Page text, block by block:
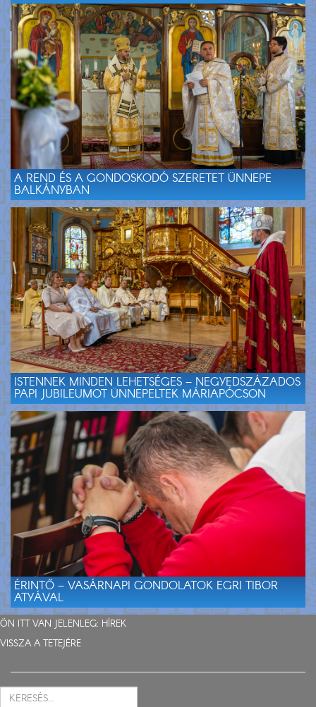
A REND ÉS A GONDOSKODÓ SZERETET ÜNNEPE
BALKÁNYBAN
ISTENNEK MINDEN LEHETSÉGES – NEGYEDSZÁZADOS
PAPI JUBILEUMOT ÜNNEPELTEK MÁRIAPÓCSON
ÉRINTŐ – VASÁRNAPI GONDOLATOK EGRI TIBOR
ATYÁVAL
ÖN ITT VAN JELENLEG: HÍREK
VISSZA A TETEJÉRE